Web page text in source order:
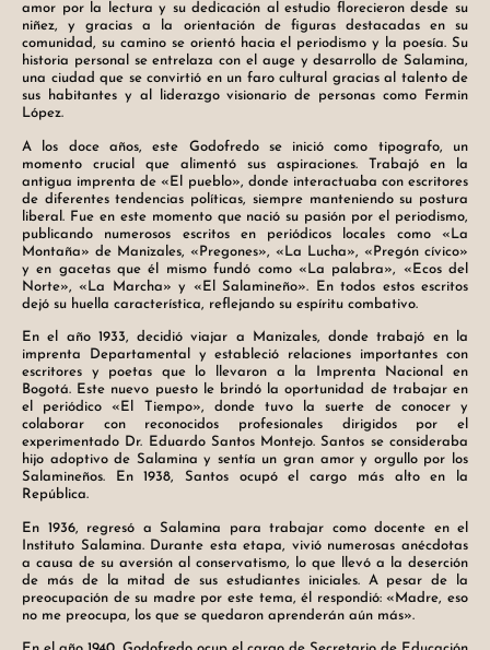
amor por la lectura y su dedicación al estudio florecieron desde su
niñez, y gracias a la orientación de figuras destacadas en su
comunidad, su camino se orientó hacia el periodismo y la poesía. Su
historia personal se entrelaza con el auge y desarrollo de Salamina,
una ciudad que se convirtió en un faro cultural gracias al talento de
sus habitantes y al liderazgo visionario de personas como Fermin
López.
A los doce años, este Godofredo se inició como tipografo, un
momento crucial que alimentó sus aspiraciones. Trabajó en la
antigua imprenta de «El pueblo», donde interactuaba con escritores
de diferentes tendencias políticas, siempre manteniendo su postura
liberal. Fue en este momento que nació su pasión por el periodismo,
publicando numerosos escritos en periódicos locales como «La
Montaña» de Manizales, «Pregones», «La Lucha», «Pregón cívico»
y en gacetas que él mismo fundó como «La palabra», «Ecos del
Norte», «La Marcha» y «El Salamineño». En todos estos escritos
dejó su huella característica, reflejando su espíritu combativo.
En el año 1933, decidió viajar a Manizales, donde trabajó en la
imprenta Departamental y estableció relaciones importantes con
escritores y poetas que lo llevaron a la Imprenta Nacional en
Bogotá. Este nuevo puesto le brindó la oportunidad de trabajar en
el periódico «El Tiempo», donde tuvo la suerte de conocer y
colaborar con reconocidos profesionales dirigidos por el
experimentado Dr. Eduardo Santos Montejo. Santos se consideraba
hijo adoptivo de Salamina y sentía un gran amor y orgullo por los
Salamineños. En 1938, Santos ocupó el cargo más alto en la
República.
En 1936, regresó a Salamina para trabajar como docente en el
Instituto Salamina. Durante esta etapa, vivió numerosas anécdotas
a causa de su aversión al conservatismo, lo que llevó a la deserción
de más de la mitad de sus estudiantes iniciales. A pesar de la
preocupación de su madre por este tema, él respondió: «Madre, eso
no me preocupa, los que se quedaron aprenderán aún más».